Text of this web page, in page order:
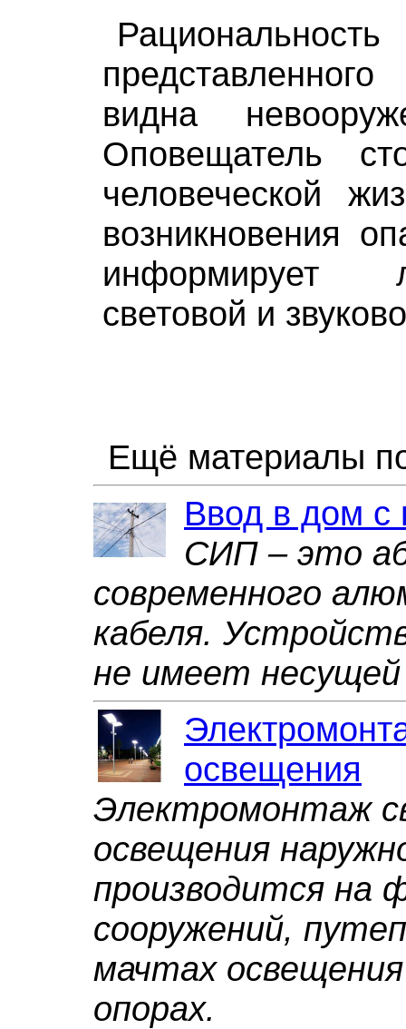
видна
Оповещатель
человеческой
возникновения
информирует
световой и
Ещё материалы
Ввод в дом
СИП – это
современного
кабеля.
не имеет
освещения
Электромонтаж
освещения
производится на
сооружений,
мачтах
опорах.